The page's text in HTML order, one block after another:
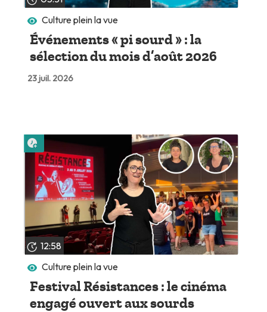
Culture plein la vue
Événements « pi sourd » : la
sélection du mois d’août 2026
23 juil. 2026
12:58
Culture plein la vue
Festival Résistances : le cinéma
engagé ouvert aux sourds
Lire plus tard